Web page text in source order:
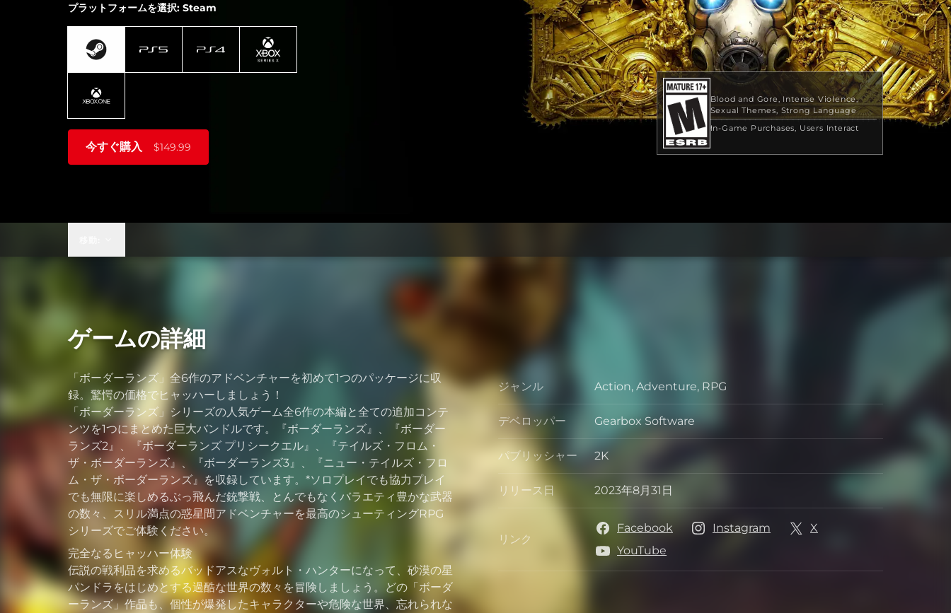
Blood and Gore
Intense Violence
Sexual Themes Strong Language
In-Game Purchases
Users Interact
プラットフォームを選択: Steam
今すぐ購入 $149.99
ゲームの詳細
「ボーダーランズ」全6作のアドベンチャーを初めて1つのパッケージに収
録。驚愕の価格でヒャッハーしましょう！
「ボーダーランズ」シリーズの人気ゲーム全6作の本編と全ての追加コンテ
ンツを1つにまとめた巨大バンドルです。『ボーダーランズ』、『ボーダー
ランズ2』、『ボーダーランズ プリシークエル』、『テイルズ・フロム・
ザ・ボーダーランズ』、『ボーダーランズ3』、『ニュー・テイルズ・フロ
ム・ザ・ボーダーランズ』を収録しています。*ソロプレイでも協力プレイ
でも無限に楽しめるぶっ飛んだ銃撃戦、とんでもなくバラエティ豊かな武器
の数々、スリル満点の惑星間アドベンチャーを最高のシューティングRPG
シリーズでご体験ください。
完全なるヒャッハー体験
伝説の戦利品を求めるバッドアスなヴォルト・ハンターになって、砂漠の星
パンドラをはじめとする過酷な世界の数々を冒険しましょう。どの「ボーダ
ーランズ」作品も、個性が爆発したキャラクターや危険な世界、忘れられな
ジャンル
ジャンル
Action, Adventure, RPG
デベロッパー
デベロッパー
Gearbox Software
パブリッシャー
パブリッシャー
2K
リリース日
リリース日
2023年8月31日
リンク
リンク
Facebook Instagram
X
YouTube